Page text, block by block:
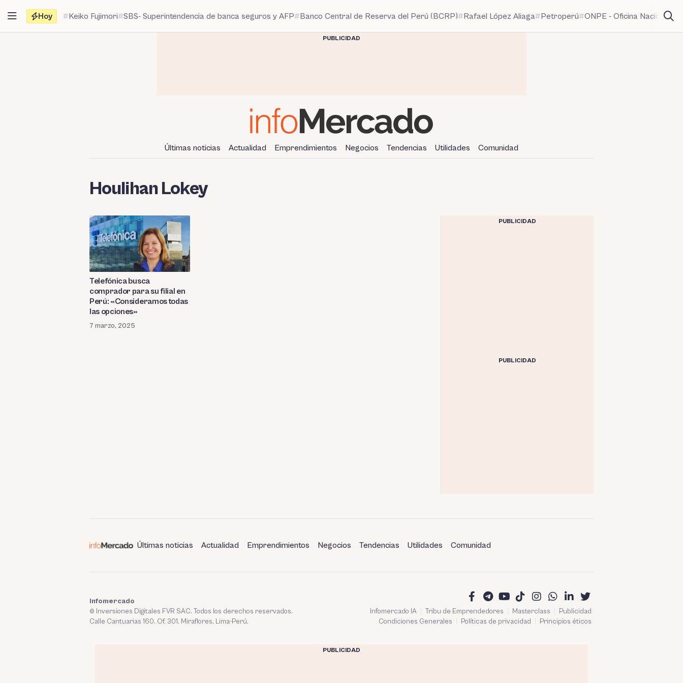
contenido
Hoy Keiko Fujimori SBS- Superintendencia de banca seguros y AFP Banco Central de Reserva del Perú (BCRP) Rafael López Aliaga Petroperú ONPE - Oficina Nacional
PUBLICIDAD
Últimas noticias Actualidad Emprendimientos Negocios Tendencias Utilidades Comunidad
Houlihan Lokey
Telefónica busca
comprador para su filial en
Perú: «Consideramos todas
las opciones»
7 marzo, 2025
PUBLICIDAD
PUBLICIDAD
Últimas noticias Actualidad Emprendimientos Negocios Tendencias Utilidades Comunidad
Infomercado IA Tribu de Emprendedores Masterclass
Publicidad
Condiciones Generales
Políticas de privacidad Principios éticos
Infomercado
© Inversiones Digitales FVR SAC. Todos los derechos reservados.
Calle Cantuarias 160. Of. 301. Miraflores, Lima-Perú.
PUBLICIDAD